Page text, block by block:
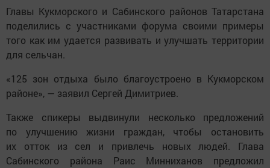
Главы Кукморского и Сабинского районов Татарстана
поделились с участниками форума своими примеры
того как им удается развивать и улучшать территории
для сельчан.
«125 зон отдыха было благоустроено в Кукморском
районе», — заявил Сергей Димитриев.
Также спикеры выдвинули несколько предложений
по улучшению жизни граждан, чтобы остановить
их отток из сел и привлечь новых людей. Глава
Сабинского района Раис Минниханов предложил